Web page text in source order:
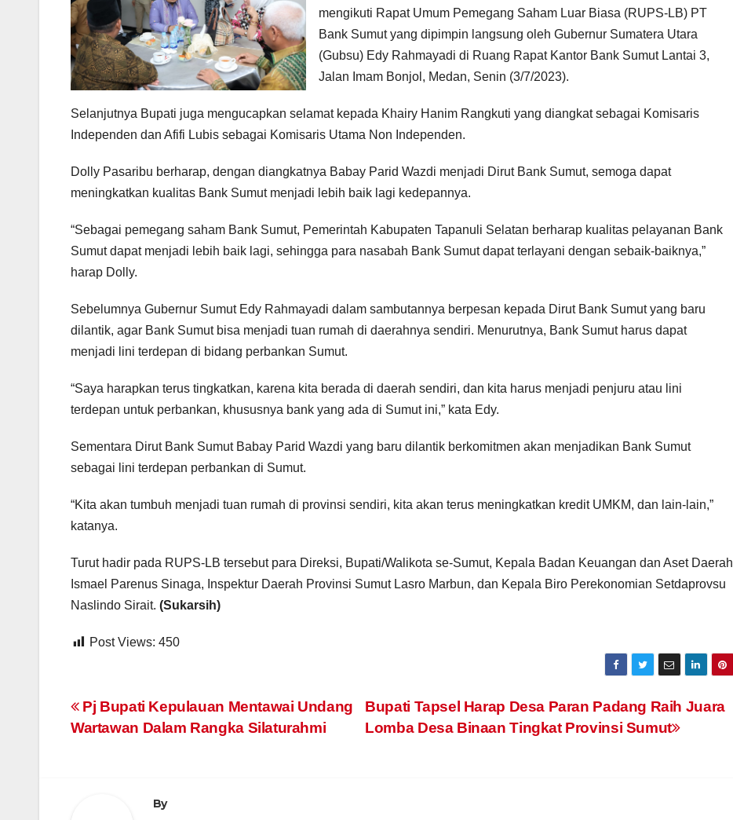
mengikuti Rapat Umum Pemegang Saham Luar Biasa (RUPS-LB) PT
Bank Sumut yang dipimpin langsung oleh Gubernur Sumatera Utara
(Gubsu) Edy Rahmayadi di Ruang Rapat Kantor Bank Sumut Lantai 3,
Jalan Imam Bonjol, Medan, Senin (3/7/2023).
Selanjutnya Bupati juga mengucapkan selamat kepada Khairy Hanim Rangkuti yang diangkat sebagai Komisaris
Independen dan Afifi Lubis sebagai Komisaris Utama Non Independen.
Dolly Pasaribu berharap, dengan diangkatnya Babay Parid Wazdi menjadi Dirut Bank Sumut, semoga dapat
meningkatkan kualitas Bank Sumut menjadi lebih baik lagi kedepannya.
“Sebagai pemegang saham Bank Sumut, Pemerintah Kabupaten Tapanuli Selatan berharap kualitas pelayanan Bank
Sumut dapat menjadi lebih baik lagi, sehingga para nasabah Bank Sumut dapat terlayani dengan sebaik-baiknya,”
harap Dolly.
Sebelumnya Gubernur Sumut Edy Rahmayadi dalam sambutannya berpesan kepada Dirut Bank Sumut yang baru
dilantik, agar Bank Sumut bisa menjadi tuan rumah di daerahnya sendiri. Menurutnya, Bank Sumut harus dapat
menjadi lini terdepan di bidang perbankan Sumut.
“Saya harapkan terus tingkatkan, karena kita berada di daerah sendiri, dan kita harus menjadi penjuru atau lini
terdepan untuk perbankan, khususnya bank yang ada di Sumut ini,” kata Edy.
Sementara Dirut Bank Sumut Babay Parid Wazdi yang baru dilantik berkomitmen akan menjadikan Bank Sumut
sebagai lini terdepan perbankan di Sumut.
“Kita akan tumbuh menjadi tuan rumah di provinsi sendiri, kita akan terus meningkatkan kredit UMKM, dan lain-lain,”
katanya.
Turut hadir pada RUPS-LB tersebut para Direksi, Bupati/Walikota se-Sumut, Kepala Badan Keuangan dan Aset Daerah
Ismael Parenus Sinaga, Inspektur Daerah Provinsi Sumut Lasro Marbun, dan Kepala Biro Perekonomian Setdaprovsu
Naslindo Sirait. (Sukarsih)
Post Views: 450
Navigasi
pos
Bupati Tapsel Harap Desa Paran Padang Raih Juara
Lomba Desa Binaan Tingkat Provinsi Sumut
Pj Bupati Kepulauan Mentawai Undang
Wartawan Dalam Rangka Silaturahmi
By